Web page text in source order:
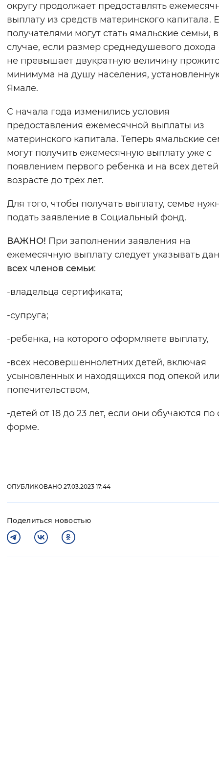
Изображения
Включены Выключены
Звуковой ассистент
Воспроизвести Остановить
Вернуть стандартные настройки
округу продолжает предоставлять
выплату из средств материнского капитала.
получателями могут стать ямальские семьи, в
случае, если размер среднедушевого дохода
не превышает двукратную величину
минимума на душу населения,
Ямале.
С начала года изменились условия
предоставления ежемесячной выплаты из
материнского капитала. Теперь ямальские
могут получить ежемесячную выплату уже с
появлением первого ребенка и на всех
возрасте до трех лет.
Для того, чтобы получать выплату, семье
подать заявление в Социальный фонд.
ВАЖНО! При заполнении заявления на
ежемесячную выплату следует указывать
всех членов семьи:
-владельца сертификата;
-супруга;
-ребенка, на которого оформляете выплату,
-всех несовершеннолетних детей, включая
усыновленных и находящихся под опекой
попечительством,
-детей от 18 до 23 лет, если они обучаются по
форме.
ОПУБЛИКОВАНО 27.03.2023 17:44
Поделиться новостью